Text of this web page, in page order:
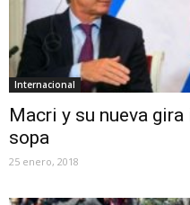
Internacional
Macri y su nueva
sopa
25 enero, 2018